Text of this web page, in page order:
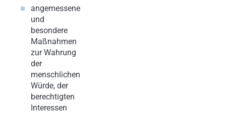
angemessene
und
besondere
Maßnahmen
zur Wahrung
der
menschlichen
Würde, der
berechtigten
Interessen